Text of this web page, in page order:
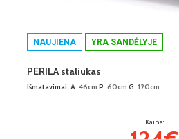
NAUJIENA YRA SANDĖLYJE
PERILA staliukas
Išmatavimai: A: 46cm P: 60cm G: 120cm
Kaina: